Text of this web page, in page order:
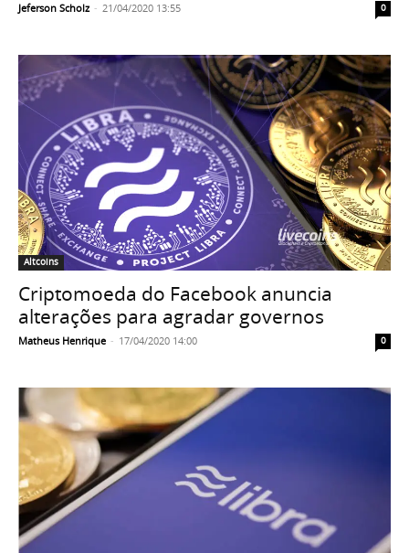
Jeferson Scholz - 21/04/2020 13:55 0
Altcoins
Criptomoeda do Facebook anuncia
alterações para agradar governos
Matheus Henrique - 17/04/2020 14:00 0